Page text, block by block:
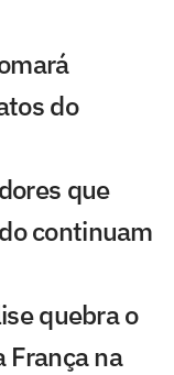
do
que
continuam
quebra o
França na